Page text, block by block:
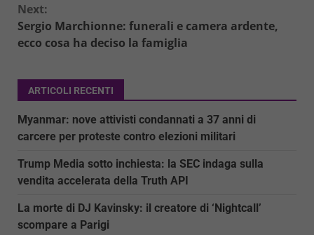
Next:
Sergio Marchionne: funerali e camera ardente,
ecco cosa ha deciso la famiglia
ARTICOLI RECENTI
Myanmar: nove attivisti condannati a 37 anni di
carcere per proteste contro elezioni militari
Trump Media sotto inchiesta: la SEC indaga sulla
vendita accelerata della Truth API
La morte di DJ Kavinsky: il creatore di ‘Nightcall’
scompare a Parigi